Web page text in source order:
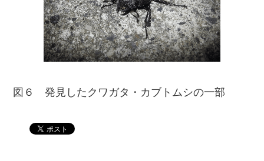
図６ 発見したクワガタ・カブトムシの一部